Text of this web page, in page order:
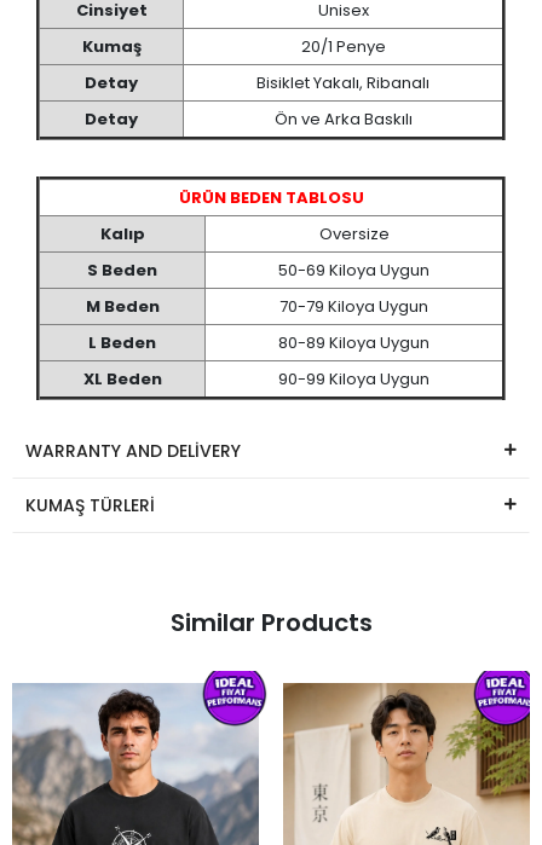
Cinsiyet
Unisex
Kumaş
20/1 Penye
Detay
Bisiklet Yakalı, Ribanalı
Detay
Ön ve Arka Baskılı
ÜRÜN BEDEN TABLOSU
Kalıp
Oversize
S Beden
50-69 Kiloya Uygun
M Beden
70-79 Kiloya Uygun
L Beden
80-89 Kiloya Uygun
XL Beden
90-99 Kiloya Uygun
WARRANTY AND DELİVERY
KUMAŞ TÜRLERİ
Similar Products